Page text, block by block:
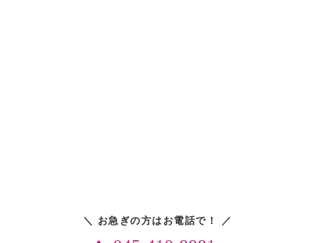
＼ お急ぎの方はお電話で！ ／